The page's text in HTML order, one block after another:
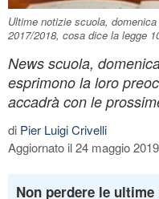
Ultime notizie scuola,
2017/2018, cosa dice la legge
News scuola,
esprimono la loro
accadrà con le
di Pier Luigi Crivelli
Aggiornato il 24 maggio
Non perdere le ultime